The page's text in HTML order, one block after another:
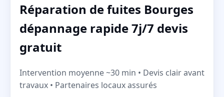
Réparation de fuites Bourges
dépannage rapide 7j/7 devis
gratuit
Intervention moyenne ~30 min • Devis clair avant
travaux • Partenaires locaux assurés